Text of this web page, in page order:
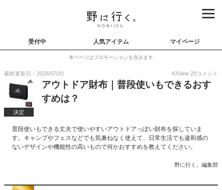
受付中 人気アイテム マイページ
本ページはプロモーションを含みます
最終更新日：2026/07/20 43View 29コメント
決定
アウトドア財布｜普段使いもできるおす
すめは？
普段使いもできる丈夫で使いやすいアウトドアっぽい財布を探していま
す。キャンプやフェスなどでも気兼ねなく使えて、日常生活でも違和感の
ないデザインや機能性の高いもので何かおすすめを教えてください。
野に行く。編集部